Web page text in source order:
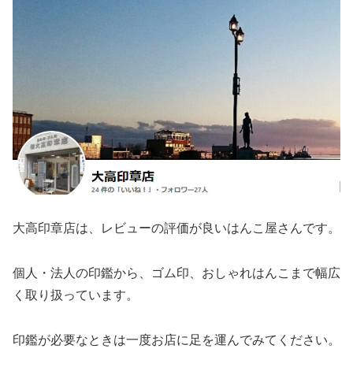
大高印章店は、レビューの評価が良いはんこ屋さんです。
個人・法人の印鑑から、ゴム印、おしゃれはんこまで幅広
く取り扱っています。
印鑑が必要なときは一度お店に足を運んでみてください。